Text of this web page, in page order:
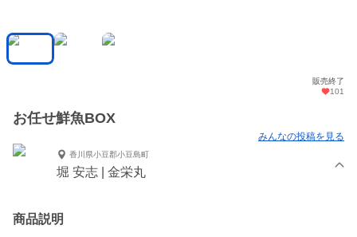
販売終了
101
お任せ鮮魚BOX
みんなの投稿を見る
香川県小豆郡小豆島町
堀 安志 | 金栄丸
商品説明